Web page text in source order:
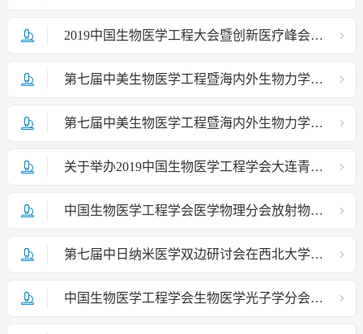
2019中国生物医学工程大会暨创新医疗峰会会议通知
第七届中美生物医学工程暨海内外生物力学学术研讨会成功举办
第七届中美生物医学工程暨海内外生物力学学术研讨会第一轮暨壁报交流论文征文通知
关于举办2019中国生物医学工程学会大连青年论坛的通知（第二轮）
中国生物医学工程学会医学物理分会放射物理专业委员会放疗物理质量控制学术会议第二轮会议通知
第七届中日纳米医学双边研讨会在西北大学顺利召开
中国生物医学工程学会生物医学光子学分会全体委员会议 暨学术交流会在海口成功举行